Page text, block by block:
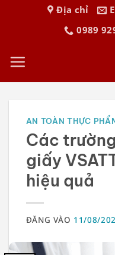
dung
Địa chỉ
0989
AN TOÀN THỰC
Các
giấy
hiệu quả
ĐĂNG VÀO 11/08/